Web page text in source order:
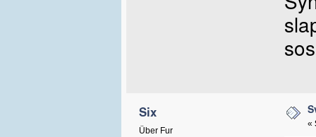
Six
Über Fur
«